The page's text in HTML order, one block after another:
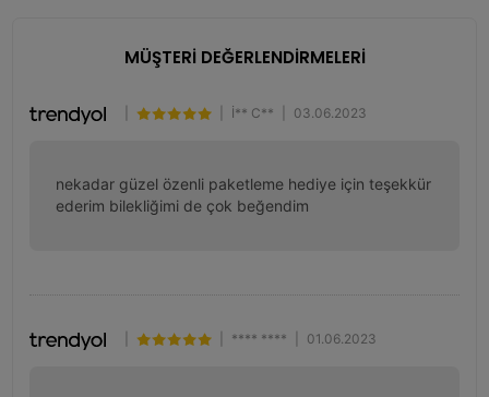
MÜŞTERİ DEĞERLENDİRMELERİ
İ** C** 03.06.2023
nekadar güzel özenli paketleme hediye için teşekkür
ederim bilekliğimi de çok beğendim
**** **** 01.06.2023